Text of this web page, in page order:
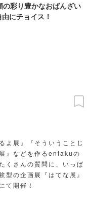
の彩り豊かなおばんざい
にチョイス！
よ展』『そういうことじ
』などを作るentakuの
くさんの質問に、いっぱ
型の企画展『はてな展』
て開催！